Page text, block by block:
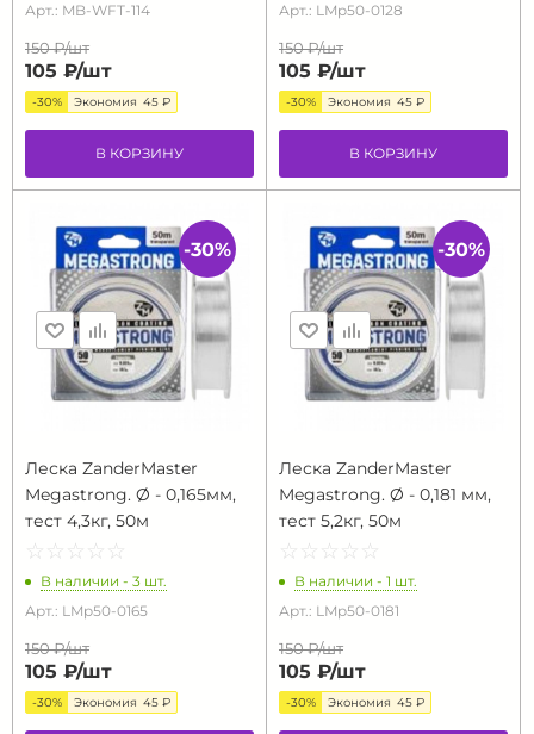
Арт.: MB-WFT-114
150 ₽/шт
105 ₽/шт
-30% Экономия 45 ₽
В КОРЗИНУ
Арт.: LMp50-0128
150 ₽/шт
105 ₽/шт
-30% Экономия 45 ₽
В КОРЗИНУ
Леска ZanderMaster
Megastrong. Ø - 0,165мм,
тест 4,3кг, 50м
☆ ☆ ☆ ☆ ☆
★ ★ ★ ★ ★
В наличии - 3 шт.
Арт.: LMp50-0165
150 ₽/шт
105 ₽/шт
-30% Экономия 45 ₽
-30%
Леска ZanderMaster
Megastrong. Ø - 0,181 мм,
тест 5,2кг, 50м
☆ ☆ ☆ ☆ ☆
★ ★ ★ ★ ★
В наличии - 1 шт.
Арт.: LMp50-0181
150 ₽/шт
105 ₽/шт
-30% Экономия 45 ₽
-30%